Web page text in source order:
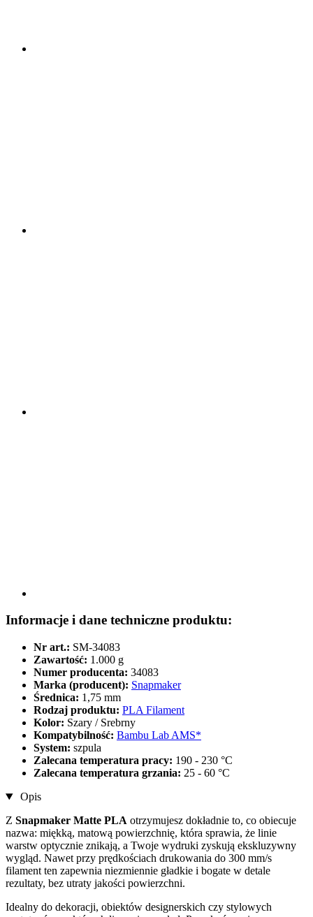
Informacje i dane techniczne produktu:
Nr art.: SM-34083
Zawartość: 1.000 g
Numer producenta: 34083
Marka (producent): Snapmaker
Średnica: 1,75 mm
Rodzaj produktu: PLA Filament
Kolor: Szary / Srebrny
Kompatybilność: Bambu Lab AMS*
System: szpula
Zalecana temperatura pracy: 190 - 230 °C
Zalecana temperatura grzania: 25 - 60 °C
Opis
Z Snapmaker Matte PLA otrzymujesz dokładnie to, co obiecuje
nazwa: miękką, matową powierzchnię, która sprawia, że linie
warstw optycznie znikają, a Twoje wydruki zyskują ekskluzywny
wygląd. Nawet przy prędkościach drukowania do 300 mm/s
filament ten zapewnia niezmiennie gładkie i bogate w detale
rezultaty, bez utraty jakości powierzchni.
Idealny do dekoracji, obiektów designerskich czy stylowych